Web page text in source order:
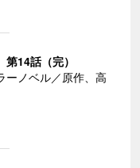
14話（完）
ーノベル／原作、高